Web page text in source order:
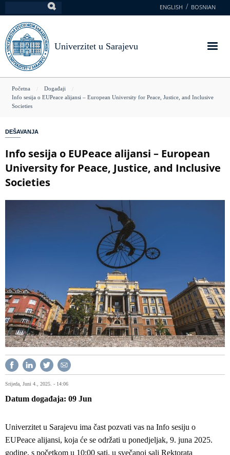
na
glavni
sadržaj
ENGLISH BOSNIAN
Univerzitet u Sarajevu
You
are
Početna
Događaji
Info sesija o EUPeace alijansi – European University for Peace, Justice, and Inclusive
Societies
DEŠAVANJA
Info sesija o EUPeace alijansi – European
University for Peace, Justice, and Inclusive
Societies
Srijeda, Juni 4., 2025. - 14:06
Datum događaja 09 Jun
Univerzitet u Sarajevu ima čast pozvati vas na Info sesiju o
EUPeace alijansi, koja će se održati u ponedjeljak, 9. juna 2025.
godine, s početkom u 10:00 sati, u svečanoj sali Rektorata